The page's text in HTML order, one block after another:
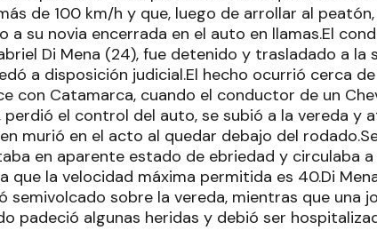
de 100 km/h y que, luego de arrollar al
a su novia encerrada en el auto en llamas.El
Di Mena (24), fue detenido y trasladado a la
a disposición judicial.El hecho ocurrió cerca
con Catamarca, cuando el conductor de un
perdió el control del auto, se subió a la vereda y
murió en el acto al quedar debajo del
en aparente estado de ebriedad y circulaba
que la velocidad máxima permitida es 40.Di
semivolcado sobre la vereda, mientras que una
padeció algunas heridas y debió ser